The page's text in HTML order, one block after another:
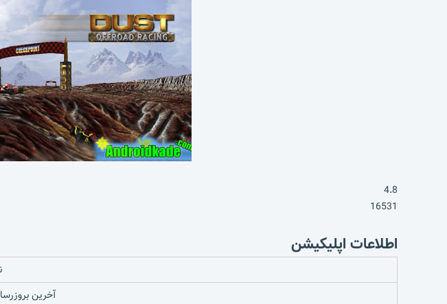
4.8
16531
اطلاعات اپلیکیشن
آخرین